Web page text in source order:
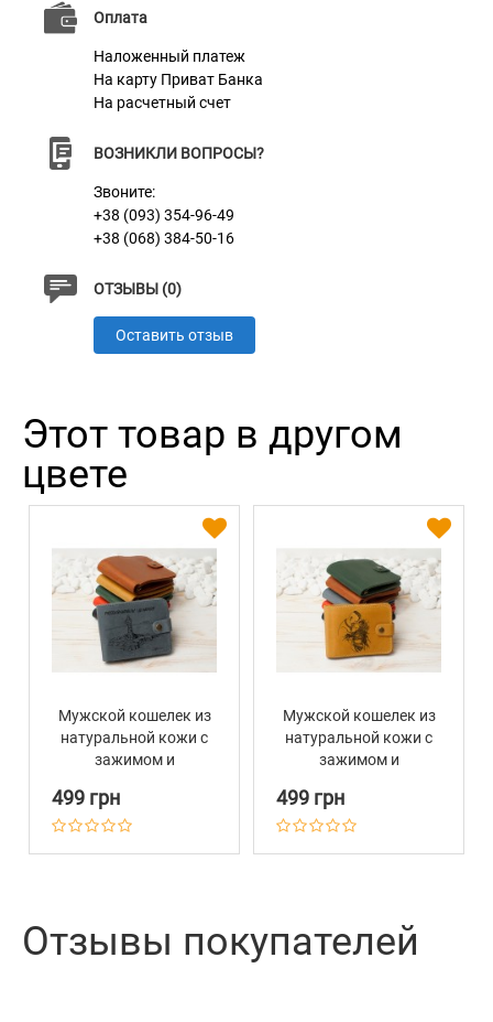
Оплата
Наложенный платеж
На карту Приват Банка
На расчетный счет
ВОЗНИКЛИ ВОПРОСЫ?
Звоните:
+38 (093) 354-96-49
+38 (068) 384-50-16
ОТЗЫВЫ (0)
Оставить отзыв
стильным видом, прочностью и качеством. Он не
займет у вас много места в сумки и компактно
поместиться в карман.
Изделие можно персонализировать, за счет
гравировки на нем. Можно награвировать любую
высококачественным лазером, поэтому со временем
она не сотрется и сохранит свой первоначальный
вид.
Доступен в 6 цветах: зеленый, красный, черный,
голубой, коньячный, горчичный.
Этот товар в другом
цвете
Мужской кошелек из
натуральной кожи с
зажимом и
гравировкой Голубой
499 грн
Мужской кошелек из
натуральной кожи с
зажимом и
гравировкой
Горчичный
499 грн
Отзывы покупателей